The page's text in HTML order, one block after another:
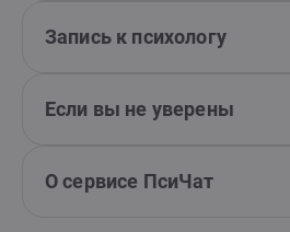
Запись к психологу
Если вы не уверены
О сервисе ПсиЧат